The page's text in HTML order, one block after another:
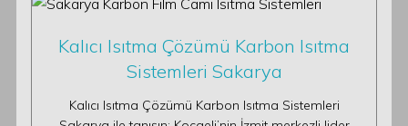
Kalıcı Isıtma Çözümü Karbon Isıtma
Sistemleri Sakarya
Kalıcı Isıtma Çözümü Karbon Isıtma Sistemleri